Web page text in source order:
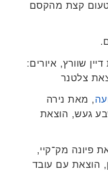
קצת מהקסם
שוורץ, איורים:
צלטנר
, מאת נירה
געש, הוצאת
פיונה מק־קיי,
הוצאת עם עובד